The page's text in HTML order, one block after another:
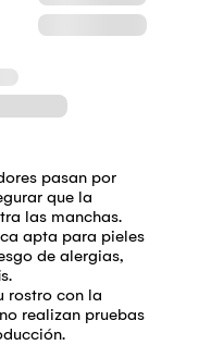
pasan por
que la
las manchas.
apta para pieles
de alergias,
rostro con la
realizan pruebas